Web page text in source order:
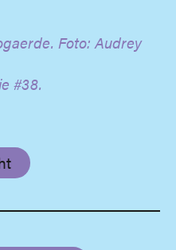
Foto: Audrey
#38.